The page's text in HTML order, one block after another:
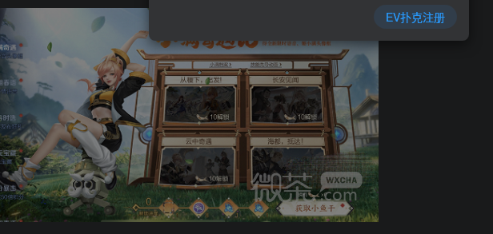
EV扑克注册